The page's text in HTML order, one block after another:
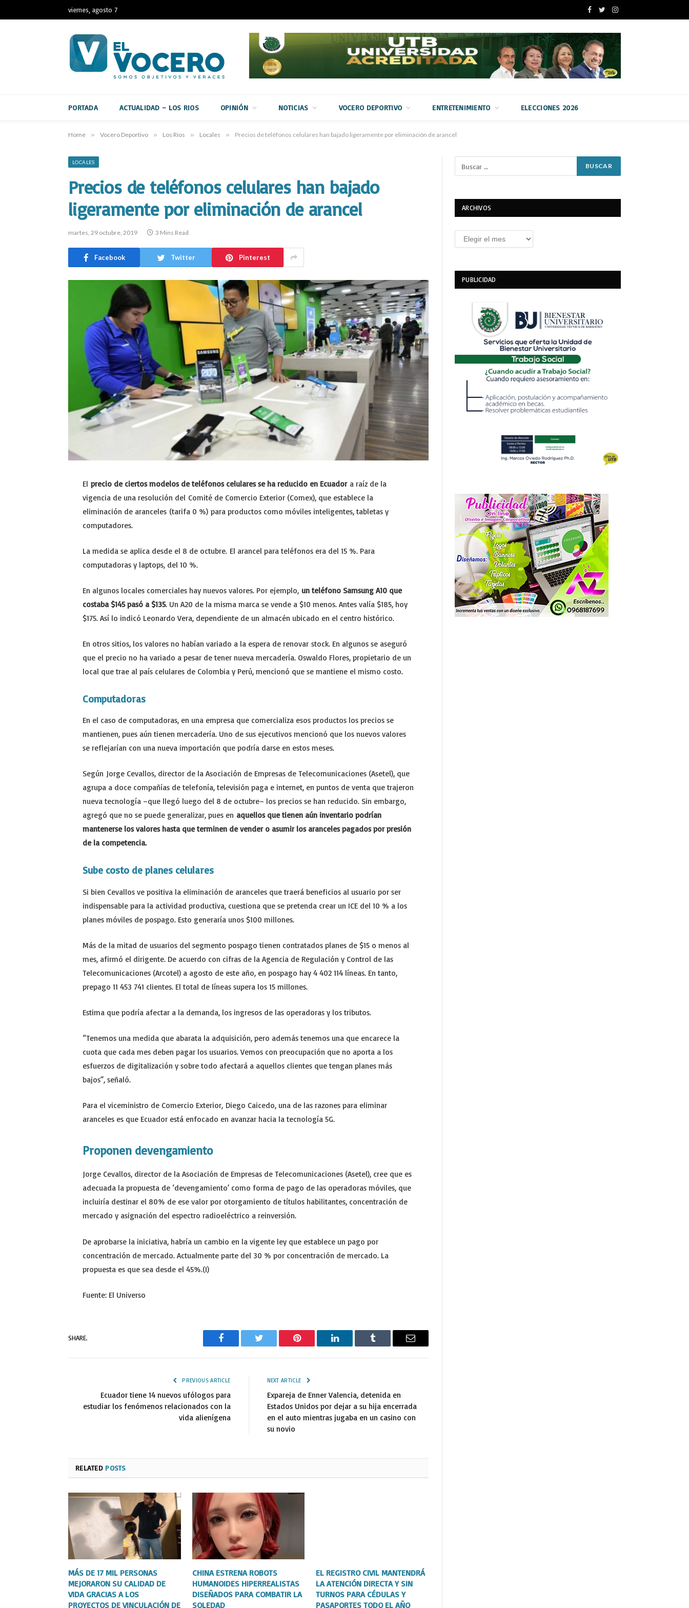
viernes, agosto 7
Facebook
TwitterInstagram
PORTADA ACTUALIDAD – LOS RIOS OPINIÓN NOTICIAS VOCERO DEPORTIVO ENTRETENIMIENTO ELECCIONES 2026
Home » Vocero Deportivo » Los Ríos » Locales » Precios de teléfonos celulares han bajado ligeramente por eliminación de arancel
LOCALES
Precios de teléfonos celulares han bajado
ligeramente por eliminación de arancel
martes, 29 octubre, 2019 3 Mins Read
Facebook Twitter Pinterest
El precio de ciertos modelos de teléfonos celulares se ha reducido en Ecuador a raíz de la
vigencia de una resolución del Comité de Comercio Exterior (Comex), que establece la
eliminación de aranceles (tarifa 0 %) para productos como móviles inteligentes, tabletas y
computadores.
La medida se aplica desde el 8 de octubre. El arancel para teléfonos era del 15 %. Para
computadoras y laptops, del 10 %.
En algunos locales comerciales hay nuevos valores. Por ejemplo, un teléfono Samsung A10 que
costaba $145 pasó a $135. Un A20 de la misma marca se vende a $10 menos. Antes valía $185, hoy
$175. Así lo indicó Leonardo Vera, dependiente de un almacén ubicado en el centro histórico.
En otros sitios, los valores no habían variado a la espera de renovar stock. En algunos se aseguró
que el precio no ha variado a pesar de tener nueva mercadería. Oswaldo Flores, propietario de un
local que trae al país celulares de Colombia y Perú, mencionó que se mantiene el mismo costo.
Computadoras
En el caso de computadoras, en una empresa que comercializa esos productos los precios se
mantienen, pues aún tienen mercadería. Uno de sus ejecutivos mencionó que los nuevos valores
se reflejarían con una nueva importación que podría darse en estos meses.
Según Jorge Cevallos, director de la Asociación de Empresas de Telecomunicaciones (Asetel), que
agrupa a doce compañías de telefonía, televisión paga e internet, en puntos de venta que trajeron
nueva tecnología –que llegó luego del 8 de octubre– los precios se han reducido. Sin embargo,
agregó que no se puede generalizar, pues en aquellos que tienen aún inventario podrían
mantenerse los valores hasta que terminen de vender o asumir los aranceles pagados por presión
de la competencia.
Sube costo de planes celulares
Si bien Cevallos ve positiva la eliminación de aranceles que traerá beneficios al usuario por ser
indispensable para la actividad productiva, cuestiona que se pretenda crear un ICE del 10 % a los
planes móviles de pospago. Esto generaría unos $100 millones.
Más de la mitad de usuarios del segmento pospago tienen contratados planes de $15 o menos al
mes, afirmó el dirigente. De acuerdo con cifras de la Agencia de Regulación y Control de las
Telecomunicaciones (Arcotel) a agosto de este año, en pospago hay 4 402 114 líneas. En tanto,
prepago 11 453 741 clientes. El total de líneas supera los 15 millones.
Estima que podría afectar a la demanda, los ingresos de las operadoras y los tributos.
“Tenemos una medida que abarata la adquisición, pero además tenemos una que encarece la
cuota que cada mes deben pagar los usuarios. Vemos con preocupación que no aporta a los
esfuerzos de digitalización y sobre todo afectará a aquellos clientes que tengan planes más
bajos”, señaló.
Para el viceministro de Comercio Exterior, Diego Caicedo, una de las razones para eliminar
aranceles es que Ecuador está enfocado en avanzar hacia la tecnología 5G.
Proponen devengamiento
Jorge Cevallos, director de la Asociación de Empresas de Telecomunicaciones (Asetel), cree que es
adecuada la propuesta de ‘devengamiento’ como forma de pago de las operadoras móviles, que
incluiría destinar el 80% de ese valor por otorgamiento de títulos habilitantes, concentración de
mercado y asignación del espectro radioeléctrico a reinversión.
De aprobarse la iniciativa, habría un cambio en la vigente ley que establece un pago por
concentración de mercado. Actualmente parte del 30 % por concentración de mercado. La
propuesta es que sea desde el 45%.(I)
Fuente: El Universo
SHARE.
Facebook Twitter Pinterest LinkedIn Tumblr Email
PREVIOUS ARTICLE
Ecuador tiene 14 nuevos ufólogos para
estudiar los fenómenos relacionados con la
vida alienígena
NEXT ARTICLE
Expareja de Enner Valencia, detenida en
Estados Unidos por dejar a su hija encerrada
en el auto mientras jugaba en un casino con
su novio
RELATED POSTS
MÁS DE 17 MIL PERSONAS
MEJORARON SU CALIDAD DE
VIDA GRACIAS A LOS
PROYECTOS DE VINCULACIÓN DE
CHINA ESTRENA ROBOTS
HUMANOIDES HIPERREALISTAS
DISEÑADOS PARA COMBATIR LA
SOLEDAD
EL REGISTRO CIVIL MANTENDRÁ
LA ATENCIÓN DIRECTA Y SIN
TURNOS PARA CÉDULAS Y
PASAPORTES TODO EL AÑO
ARCHIVOS
Archivos
PUBLICIDAD